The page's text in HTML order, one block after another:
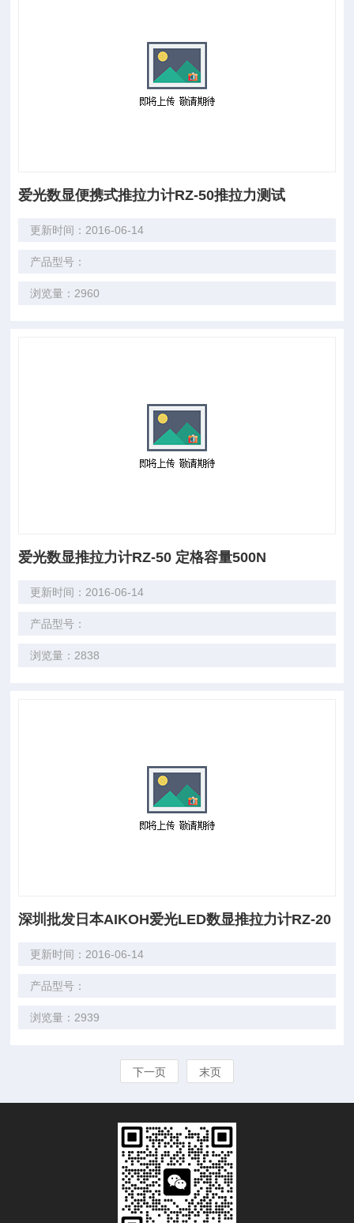
爱光数显便携式推拉力计RZ-50推拉力测试
更新时间：2016-06-14
产品型号：
浏览量：2960
爱光数显推拉力计RZ-50 定格容量500N
更新时间：2016-06-14
产品型号：
浏览量：2838
深圳批发日本AIKOH爱光LED数显推拉力计RZ-20
更新时间：2016-06-14
产品型号：
浏览量：2939
下一页 末页